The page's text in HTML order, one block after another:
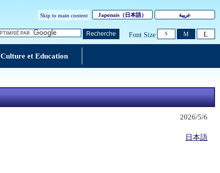
Skip to main content Japonais（日本語） ﻋرﺒﻴﺔ
Recherche Font Size S M L
Culture et Education
2026/5/6
日本語